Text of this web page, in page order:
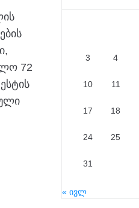
72
3 4
10 11
17 18
24 25
31
« ივლ